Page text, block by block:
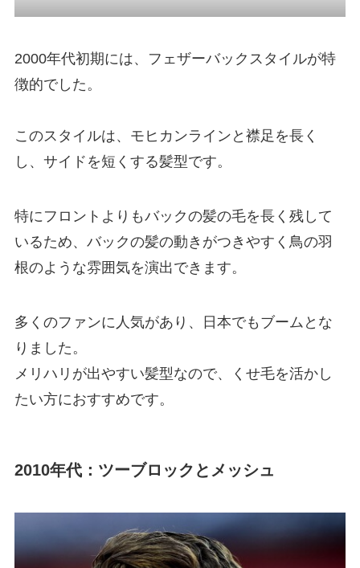
2000年代初期には、フェザーバックスタイルが特
徴的でした。
このスタイルは、モヒカンラインと襟足を長く
し、サイドを短くする髪型です。
特にフロントよりもバックの髪の毛を長く残して
いるため、バックの髪の動きがつきやすく鳥の羽
根のような雰囲気を演出できます。
多くのファンに人気があり、日本でもブームとな
りました。
メリハリが出やすい髪型なので、くせ毛を活かし
たい方におすすめです。
2010年代：ツーブロックとメッシュ